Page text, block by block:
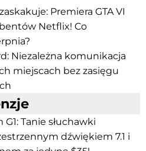
Premiera GTA VI
Netflix! Co
Niezależna komunikacja
miejscach bez zasięgu
Tanie słuchawki
dźwiękiem 7.1 i